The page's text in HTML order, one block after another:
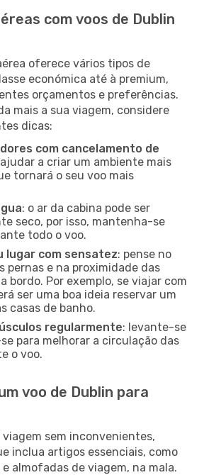
com voos de Dublin
oferece vários tipos de
económica até à premium,
orçamentos e preferências.
mais a sua viagem, considere
dicas:
com cancelamento de
a criar um ambiente mais
tornará o seu voo mais
: o ar da cabina pode ser
seco, por isso, mantenha-se
todo o voo.
lugar com sensatez: pense no
pernas e na proximidade das
bordo. Por exemplo, se viajar com
ser uma boa ideia reservar um
casas de banho.
regularmente: levante-se
para melhorar a circulação das
o voo.
voo de Dublin para
sem inconvenientes,
inclua artigos essenciais, como
almofadas de viagem, na mala.